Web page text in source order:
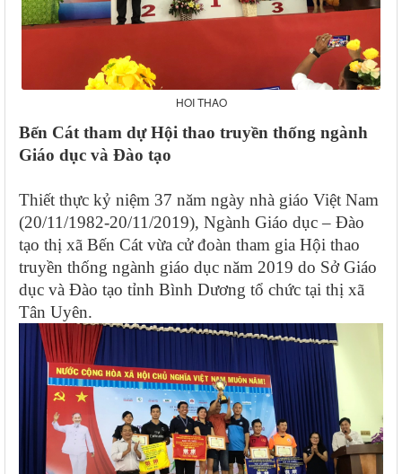
HOI THAO
Bến Cát tham dự Hội thao truyền thống ngành
Giáo dục và Đào tạo
Thiết thực kỷ niệm 37 năm ngày nhà giáo Việt Nam
(20/11/1982-20/11/2019), Ngành Giáo dục – Đào
tạo thị xã Bến Cát vừa cử đoàn tham gia Hội thao
truyền thống ngành giáo dục năm 2019 do Sở Giáo
dục và Đào tạo tỉnh Bình Dương tổ chức tại thị xã
Tân Uyên.